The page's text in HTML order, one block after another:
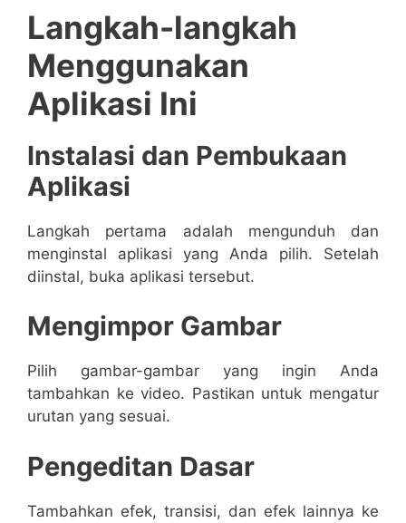
Langkah-langkah
Menggunakan
Aplikasi Ini
Instalasi dan Pembukaan
Aplikasi
Langkah pertama adalah mengunduh dan
menginstal aplikasi yang Anda pilih. Setelah
diinstal, buka aplikasi tersebut.
Mengimpor Gambar
Pilih gambar-gambar yang ingin Anda
tambahkan ke video. Pastikan untuk mengatur
urutan yang sesuai.
Pengeditan Dasar
Tambahkan efek, transisi, dan efek lainnya ke